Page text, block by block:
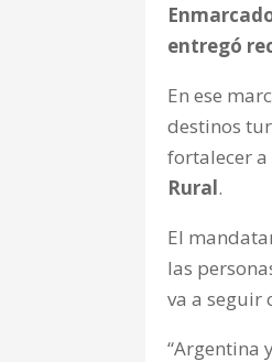
entregó
En ese
destinos
fortalecer
Rural.
El
las
va a seguir
“Argentina